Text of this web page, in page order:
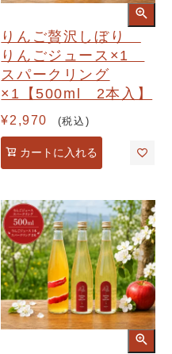
りんご贅沢しぼり
りんごジュース×1
スパークリング
×1【500ml 2本入】
¥2,970 税込
カートに入れる